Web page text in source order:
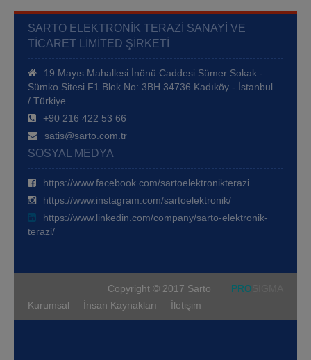
SARTO ELEKTRONIK TERAZI SANAYI VE
TICARET LIMITED ŞIRKETI
19 Mayıs Mahallesi İnönü Caddesi Sümer Sokak -
Sümko Sitesi F1 Blok No: 3BH 34736 Kadıköy - İstanbul
/ Türkiye
+90 216 422 53 66
satis@sarto.com.tr
SOSYAL MEDYA
https://www.facebook.com/sartoelektronikterazi
https://www.instagram.com/sartoelektronik/
https://www.linkedin.com/company/sarto-elektronik-
terazi/
Copyright © 2017 Sarto PRO
Kurumsal
İnsan Kaynakları İletişim